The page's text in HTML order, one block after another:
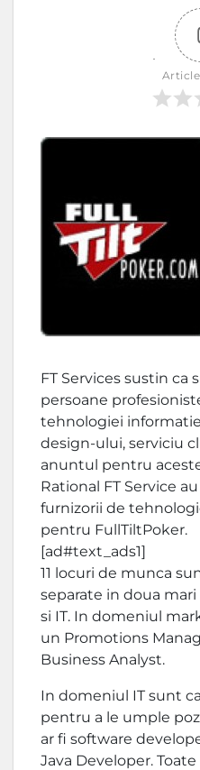
FT Services sustin ca
persoane
tehnologiei
design-ului, serviciu
anuntul pentru
Rational FT Service
furnizorii de
pentru FullTiltPoker.
[ad#text_ads1]
11 locuri de munca
separate in doua
si IT. In domeniul
un Promotions
Business Analyst.
In domeniul IT sunt
pentru a le umple
ar fi software
Java Developer.